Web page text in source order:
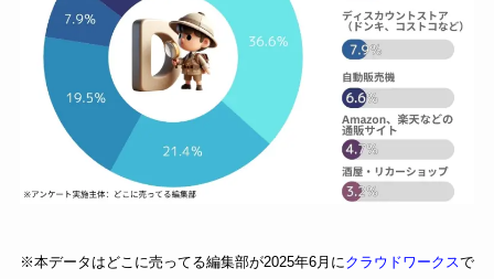
※本データはどこに売ってる編集部が2025年6月にクラウドワークスで